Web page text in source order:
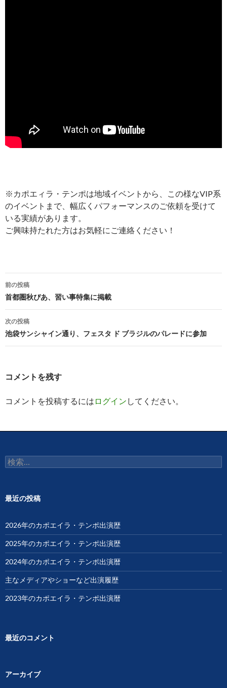
※カポエィラ・テンポは地域イベントから、この様なVIP系
のイベントまで、幅広くパフォーマンスのご依頼を受けて
いる実績があります。
ご興味持たれた方はお気軽にご連絡ください！
投
稿
ナ
ビ
ゲ
ョ
前の投稿
首都圏秋ぴあ、習い事特集に掲載
次の投稿
池袋サンシャイン通り、フェスタ ド ブラジルのパレードに参加
コメントを残す
コメントを投稿するには ログイン してください。
検
索:
最近の投稿
2026年のカポエイラ・テンポ出演歴
2025年のカポエイラ・テンポ出演歴
2024年のカポエイラ・テンポ出演暦
主なメディアやショーなど出演履歴
2023年のカポエイラ・テンポ出演暦
最近のコメント
アーカイブ